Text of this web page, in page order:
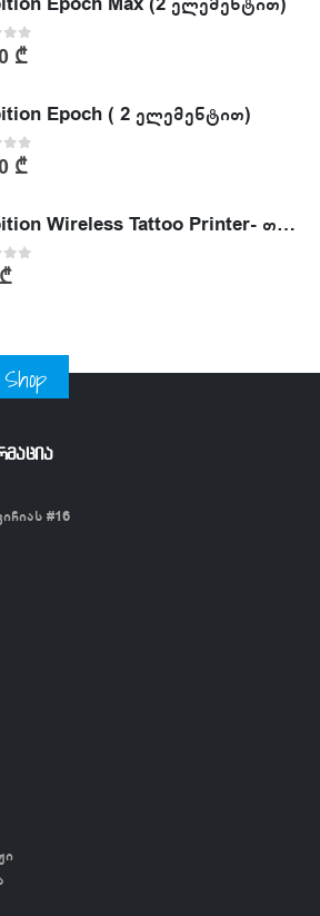
5
₾
Epoch ( 2 ელემენტით)
5
₾
Ambition Wireless Tattoo Printer- თერმული პრინტერი
5
₾
#16